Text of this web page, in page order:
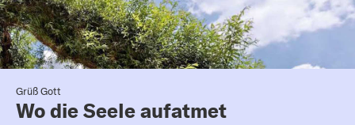
Grüß Gott
Wo die Seele aufatmet